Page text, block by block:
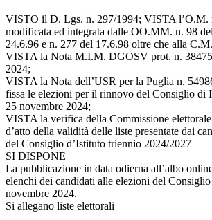
VISTO il D. Lgs. n. 297/1994; VISTA l’O.M.
modificata ed integrata dalle OO.MM. n. 98
24.6.96 e n. 277 del 17.6.98 oltre che alla
VISTA la Nota M.I.M. DGOSV prot. n. 38475
2024;
VISTA la Nota dell’USR per la Puglia n.
fissa le elezioni per il rinnovo del Consiglio di
25 novembre 2024;
VISTA la verifica della Commissione elettorale
d’atto della validità delle liste presentate dai
del Consiglio d’Istituto triennio 2024/2027
SI DISPONE
La pubblicazione in data odierna all’albo
elenchi dei candidati alle elezioni del
novembre 2024.
Si allegano liste elettorali